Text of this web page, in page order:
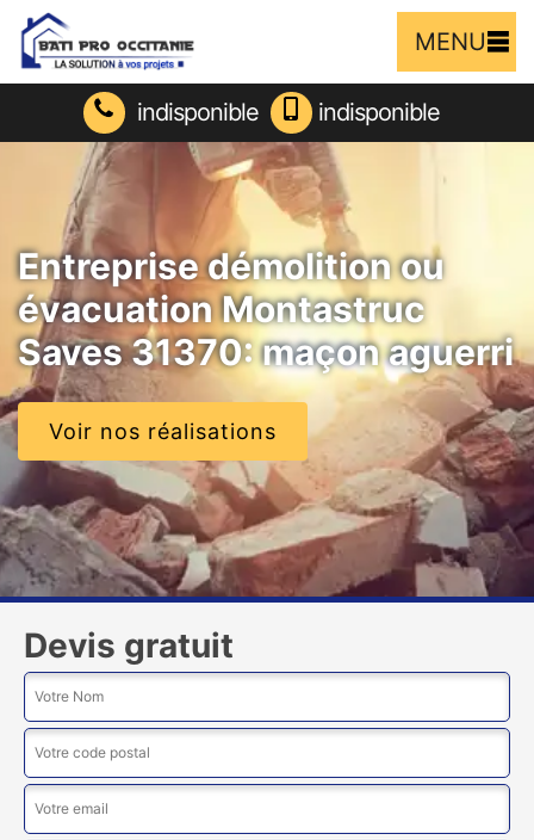
MENU
indisponible indisponible
Entreprise démolition ou
évacuation Montastruc
Saves 31370: maçon aguerri
Voir nos réalisations
Devis gratuit